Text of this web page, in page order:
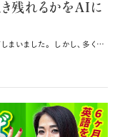
残れるかをAIに
AIが進化し、仕事が奪われる時代がついに来てしまいました。 しかし、多くの人は本当に重要な「人間だけが持つ本質」を見落としています💦 今回は、AIの予測とスピリチュアルを融合して、 未来をどう生きればいいかを解き明かしていきます🎀 その方法はコレ！！ 自分に嘘をつかず、ハイヤーセルフの声に従って生きてください。 自分の波動がすべての現実を作るのです。 ひらめきと感謝でAI時代を生きることが重要です。 元動画（YouTube）：『AIで全員失業!? どんな人が生き残れるかをAIに聞いてみたら…あなたは大丈夫？（第1948回）』 AIが予測する未来 AIが進化し、仕事が奪われる時代がついに到来しました。 AIを活用して世界中のデータと過去のパターンを学習させた結果、 共通して予測している未来があります。 それは、2030年までに今ある仕事の50%以上が自動化されるということです💫 これは決して遠い未来の話ではありません。 2040年までには人間の知能を超えるAGI（汎用AI）が登場する可能性があり、 2050年には人間とAIが融合する分岐点に入ると言われています。 しかし、これらの予測は技術面だけです。 私が問いたいのは魂の進化についてです。 つまり、「AIが人間の知能を超える時、 私たちは心や魂で進化できるのか？」が今まさに問われているのです🌿 実際に私は、経営のメンターであるロジャー・ハミルトンに7年前、 「通訳や翻訳の仕事はもう機械に置き換えられる」と言われました。 2025年の今、実際にそうなりました。 まだ心のこもったメッセージ性のある温かみのある通訳は残っていますが、やがて消えていくでしょう。 AIにできない人間だけの本質 AIにもできないことがあります。 それは直感、愛、ひらめき、魂との会話、アカシックレコードとの接続、 感情の深層にある意味を理解することです💗 これらはスピリチュアルな領域であり、AIが計算できない宇宙意識の世界なのです。 例えば、あなたが涙を流す理由が過去世の記憶だったとしたら、AIはそれを計算できるでしょうか？ 最近のAIはアカシックレコードのリーディングを計算できるようになりましたが、 やはり人間のアカシックレコードのリーディングとは異なります。 だからこそ人間らしさが問われる時代です。 ハイヤーセルフと繋がり、アカシックレコードを読み取り、 宇宙と共同創造する人間だけがAIの波を使う側になれます⭐ 占星術から見ると、2025年から2026年は冥王星が水瓶座に本格移行し、 社会の構造や常識が根底から書き換えられるタイミングで、AIと精神性が融合されてきます。 2029年には、天王星が双子座入りし、情報革命・言語・AI・神経がアップグレードされていきます。 さらに、2032年には木星と冥王星が調和し、魂レベルの選別が加速します。 これらの変化が起こる2025年から2032年にかけて、 AIの支配に怯える人とAIと宇宙を味方につけて飛躍する人にはっきり分かれるのです🍀 この期間は多くの人にとって人生の転機となるでしょう。 生き残る人と淘汰される人の決定的な違い 未来に生き残る人は「嘘がない人」です🌟 すなわち、自分に嘘をつかず、ハイヤーセルフの声に従って生きて、 感情を抑圧せず表現し、言葉とエネルギーが一致している人です🪽 逆に生きづらくなる人は、表面的にはポジティブでも内心は恐れている、 お金や承認を追って本音を無視する、他人軸や被害者意識で生きている人です。 これからは外側の成功ではなく、内側の一致こそが宇宙通貨になります。 自分の波動がすべての現実を作る時代になるのです💗 AI時代に豊かさを引き寄せる新しい働き方 最後に、AI時代の新しい仕事と豊かさの鍵について見ていきます。 単純作業、分析系、言語翻訳、事務作業は、AIがすべて対応します。 しかしAIにできないこともあります。 魂からの発信、目に見えない次元と繋がるヒーリング、 創造性や愛をベースにしたコンサルティング、宇宙意識と現実創造の統合などです。 つまり内的資産が豊かな人ほど外的豊かさも引き寄せるようになります💝 AIは脳を超えますが、魂は超えられません。 だからこそ魂と繋がって自分を偽らず、宇宙を味方につけて、ひらめきと感謝で生きてください🪐 それがこれからの時代を生きる唯一の道です。 私も7年前は後ろ髪を引かれる思いでしたが、 メンターのアドバイスを真剣に受け止めて自分の未来を決めました。 通訳の仕事以上に英語教育、スピリチュアルな教育にシフトすることで、 資産6円から10億円を超える起業家として成功できました。 あなたにも無限の可能性があります🌈 AIを活用して自分の天命を明確化し、AIと宇宙の力を借りて売上を向上させ、 無限に豊かで幸せな人生を実現してくださいね！ まとめ ハイヤーセルフと繋がり、アカシックレコードを読み取りましょう。 内的資産が豊かな人ほど外的豊かさも引き寄せることができます。 魂と繋がって自分を偽らず、宇宙を味方につけましょう。